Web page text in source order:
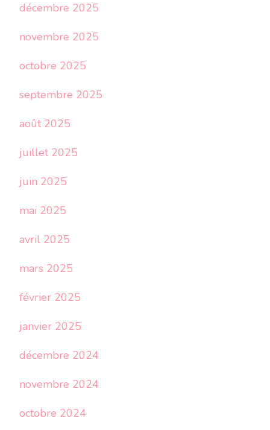
décembre 2025
novembre 2025
octobre 2025
septembre 2025
août 2025
juillet 2025
juin 2025
mai 2025
avril 2025
mars 2025
février 2025
janvier 2025
décembre 2024
novembre 2024
octobre 2024